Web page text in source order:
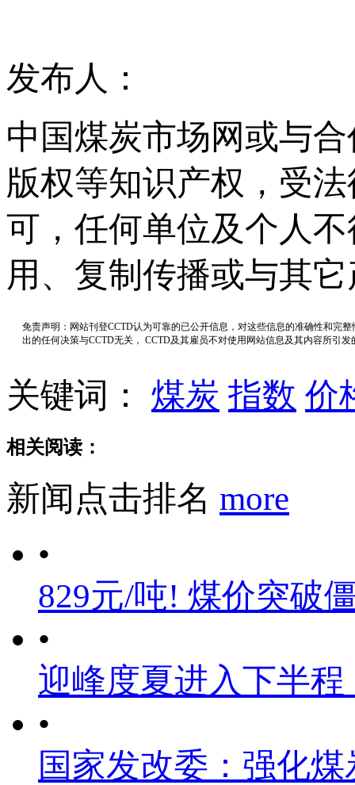
发布人：
中国煤炭市场网或与
版权等知识产权，受
可，任何单位及个人
用、复制传播或与其
免责声明：网站刊登CCTD认为可靠的已公开信息，对这些信息的准确性和完
出的任何决策与CCTD无关， CCTD及其雇员不对使用网站信息及其内容所引
关键词： 煤炭 指数 价
相关阅读：
新闻点击排名 more
•
829元/吨! 煤价突破
•
迎峰度夏进入下半
•
国家发改委：强化